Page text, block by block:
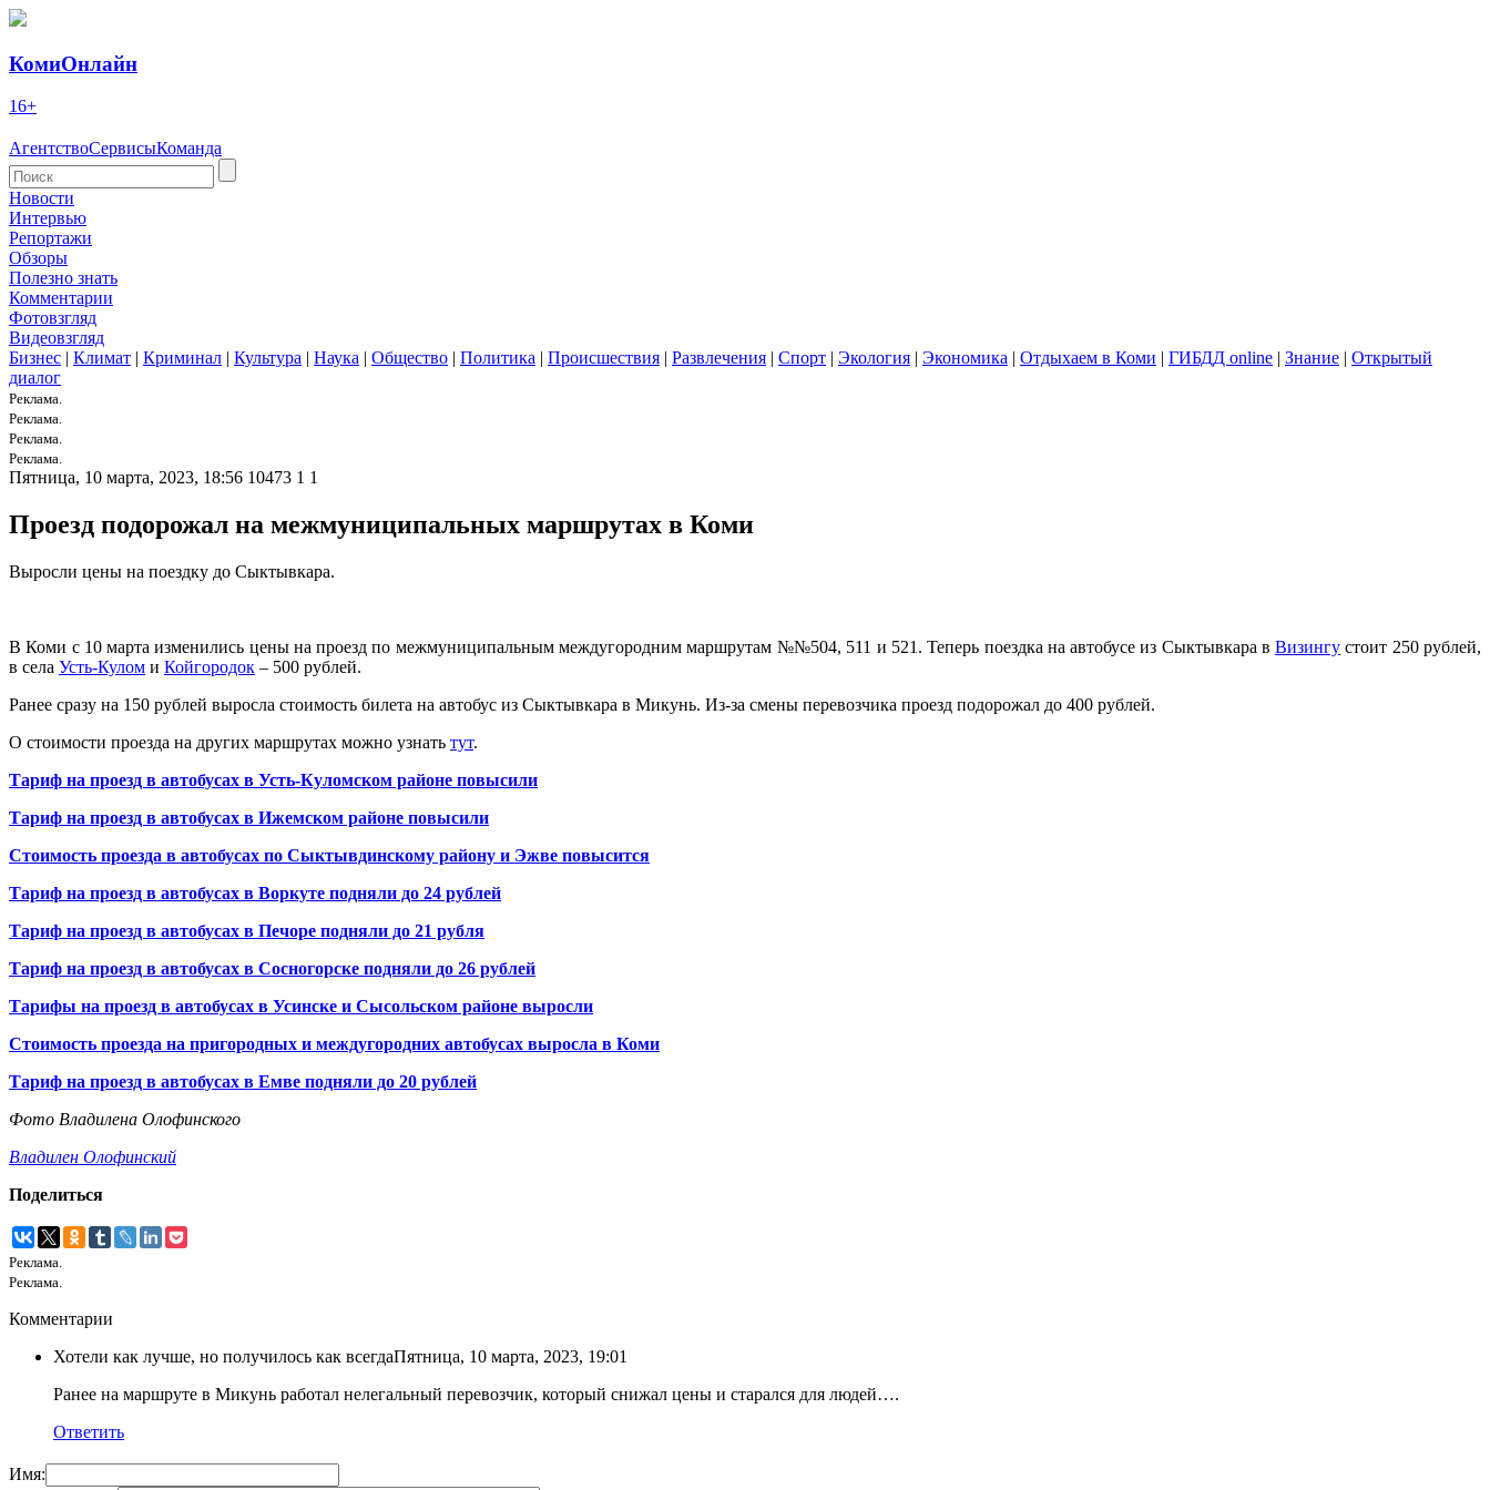
КомиОнлайн
16+
АгентствоСервисыКоманда
Новости
Интервью
Репортажи
Обзоры
Полезно знать
Комментарии
Фотовзгляд
Видеовзгляд
Бизнес | Климат | Криминал | Культура | Наука | Общество | Политика | Происшествия | Развлечения | Спорт | Экология | Экономика | Отдыхаем в Коми | ГИБДД online | Знание | Открытый
диалог
Реклама.
Реклама.
Реклама.
Реклама.
Пятница, 10 марта, 2023, 18:56 10473 1 1
Проезд подорожал на межмуниципальных маршрутах в Коми
Выросли цены на поездку до Сыктывкара.
В Коми с 10 марта изменились цены на проезд по межмуниципальным междугородним маршрутам №№504, 511 и 521. Теперь поездка на автобусе из Сыктывкара вВизингу стоит 250 рублей,
в села Усть-Кулом и Койгородок – 500 рублей.
Ранее сразу на 150 рублей выросла стоимость билета на автобус из Сыктывкара в Микунь. Из-за смены перевозчика проезд подорожал до 400 рублей.
О стоимости проезда на других маршрутах можно узнать тут.
Тариф на проезд в автобусах в Усть-Куломском районе повысили
Тариф на проезд в автобусах в Ижемском районе повысили
Стоимость проезда в автобусах по Сыктывдинскому району и Эжве повысится
Тариф на проезд в автобусах в Воркуте подняли до 24 рублей
Тариф на проезд в автобусах в Печоре подняли до 21 рубля
Тариф на проезд в автобусах в Сосногорске подняли до 26 рублей
Тарифы на проезд в автобусах в Усинске и Сысольском районе выросли
Стоимость проезда на пригородных и междугородних автобусах выросла в Коми
Тариф на проезд в автобусах в Емве подняли до 20 рублей
Фото Владилена Олофинского
Владилен Олофинский
Поделиться
Реклама.
Реклама.
Комментарии
Хотели как лучше, но получилось как всегдаПятница, 10 марта, 2023, 19:01
Ранее на маршруте в Микунь работал нелегальный перевозчик, который снижал цены и старался для людей….
Ответить
Имя: